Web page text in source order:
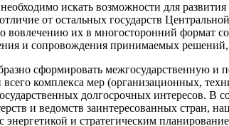
искать возможности для
от остальных государств
их в многосторонний формат
и сопровождения принимаемых
сформировать межгосударственную
комплекса мер (организационных,
долгосрочных интересов.
и ведомств заинтересованных стран,
энергетикой и стратегическим